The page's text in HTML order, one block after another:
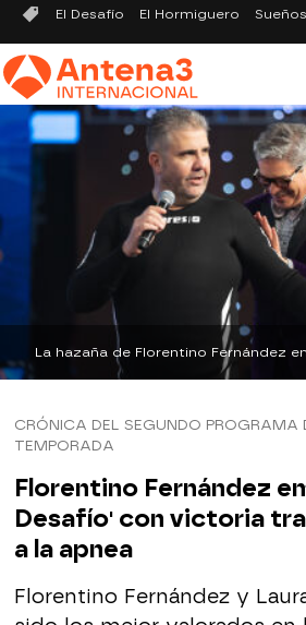
El Desafío El Hormiguero
CRÓNICA DEL SEGUNDO PROGRAMA
TEMPORADA
Florentino Fernández
Desafío' con victoria
a la apnea
Florentino Fernández y